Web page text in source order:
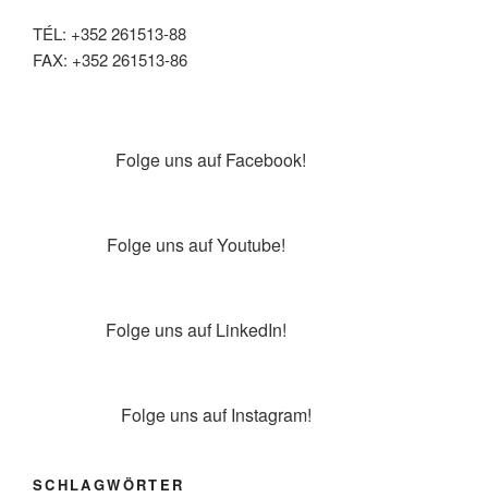
TÉL: +352 261513-88
FAX: +352 261513-86
Folge uns auf Facebook!
Folge uns auf Youtube!
Folge uns auf LinkedIn!
Folge uns auf Instagram!
SCHLAGWÖRTER